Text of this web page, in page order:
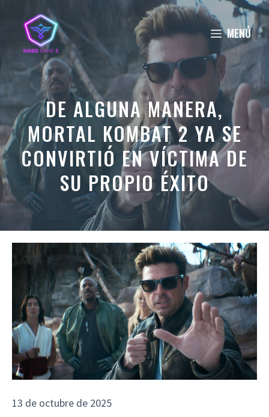
contenido
MENÚ
DE ALGUNA MANERA,
MORTAL KOMBAT 2 YA SE
CONVIRTIÓ EN VÍCTIMA DE
SU PROPIO ÉXITO
13 de octubre de 2025